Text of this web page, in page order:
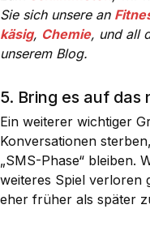
Sie sich unsere an
käsig, Chemie, und all
unserem Blog.
5. Bring es auf das
Ein weiterer wichtiger
Konversationen
„SMS-Phase“ bleiben.
weiteres Spiel verloren
eher früher als später